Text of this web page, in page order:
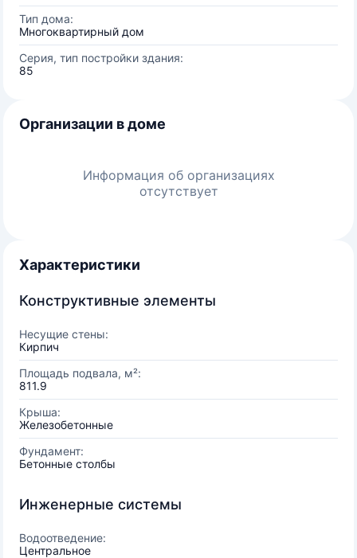
Тип дома:
Многоквартирный дом
Серия, тип постройки здания:
85
Организации в доме
Информация об организациях
отсутствует
Характеристики
Конструктивные элементы
Несущие стены:
Кирпич
Площадь подвала, м²:
811.9
Крыша:
Железобетонные
Фундамент:
Бетонные столбы
Инженерные системы
Водоотведение:
Центральное